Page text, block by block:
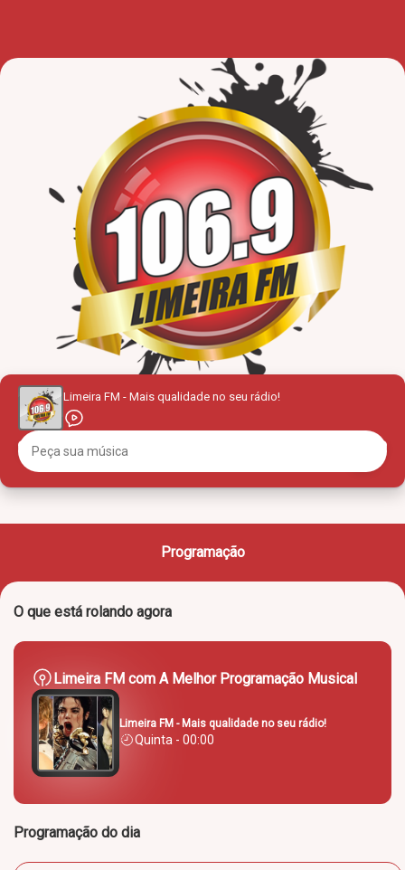
Limeira FM - Mais qualidade no seu rádio!
Programação
O que está rolando agora
Limeira FM com A Melhor Programação Musical
Limeira FM - Mais qualidade no seu rádio!
Quinta - 00:00
Programação do dia